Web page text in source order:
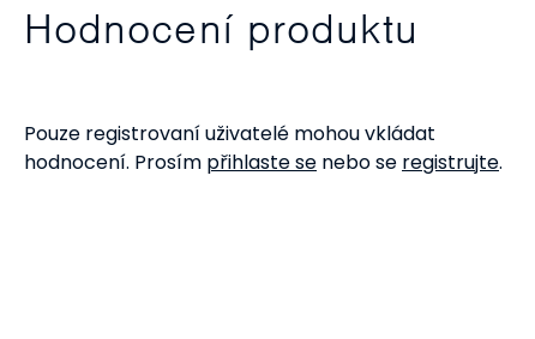
Hodnocení produktu
Pouze registrovaní uživatelé mohou vkládat
hodnocení. Prosím přihlaste se nebo se registrujte.